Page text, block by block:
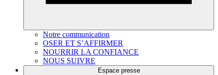
Notre communication
OSER ET S’AFFIRMER
NOURRIR LA CONFIANCE
NOUS SUIVRE
Espace presse